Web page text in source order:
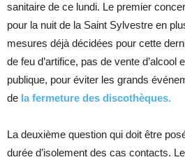
sanitaire de ce lundi. Le premier
pour la nuit de la Saint Sylvestre en
mesures déjà décidées pour cette
de feu d’artifice, pas de vente d’alcool
publique, pour éviter les grands
de la fermeture des discothèques.
La deuxième question qui doit être
durée d’isolement des cas contacts.